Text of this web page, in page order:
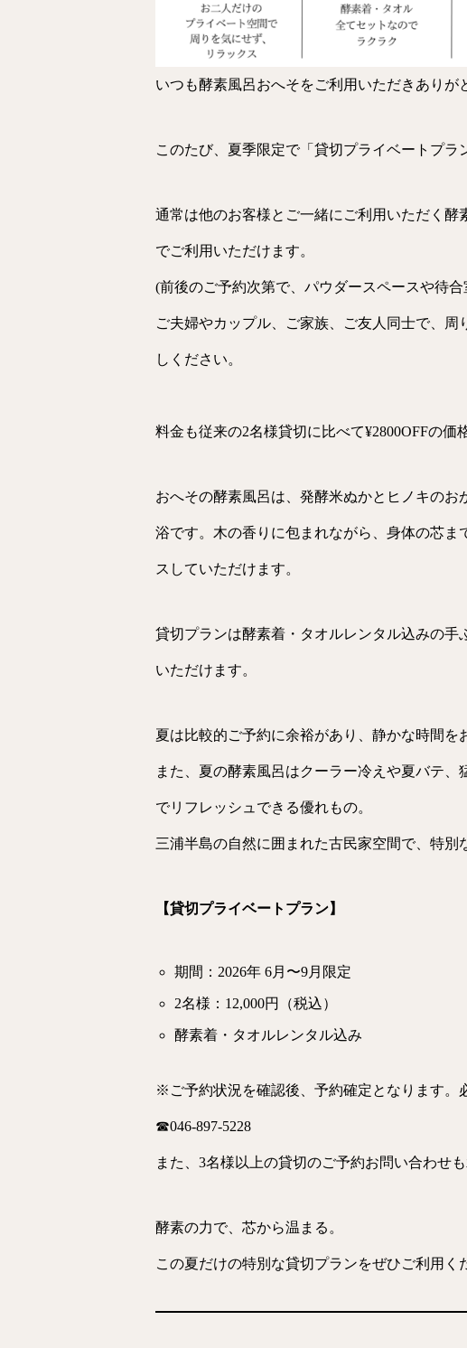
いつも酵素風呂おへそをご利用いただきありが
このたび、夏季限定で「貸切プライベートプラ
通常は他のお客様とご一緒にご利用いただく
でご利用いただけます。
(前後のご予約次第で、パウダースペースや待
ご夫婦やカップル、ご家族、ご友人同士で、
しください。
料金も従来の2名様貸切に比べて¥2800OFFの価
おへその酵素風呂は、発酵米ぬかとヒノキの
浴です。木の香りに包まれながら、身体の芯ま
スしていただけます。
貸切プランは酵素着・タオルレンタル込みの手
いただけます。
夏は比較的ご予約に余裕があり、静かな時間を
また、夏の酵素風呂はクーラー冷えや夏バテ
でリフレッシュできる優れもの。
三浦半島の自然に囲まれた古民家空間で、特別
【貸切プライベートプラン】
期間：2026年 6月〜9月限定
2名様：12,000円（税込）
酵素着・タオルレンタル込み
※ご予約状況を確認後、予約確定となります。
☎046-897-5228
また、3名様以上の貸切のご予約お問い合わせも
酵素の力で、芯から温まる。
この夏だけの特別な貸切プランをぜひご利用く